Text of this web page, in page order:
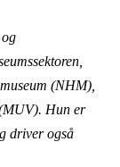
(NHM),
Hun er
driver også